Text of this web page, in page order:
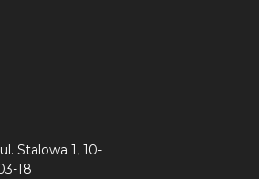
ul. Stalowa 1, 10-
18